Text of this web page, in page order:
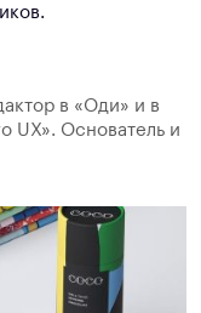
в «Оди» и в
UX». Основатель и